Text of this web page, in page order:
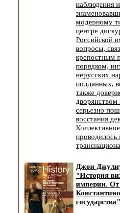
наблюдения
модерному
центре
Российской
вопросы,
крепостным
порядком,
нерусских
подданных,
также
дворянством
серьезно
восстания
Джон
"История
империи. От